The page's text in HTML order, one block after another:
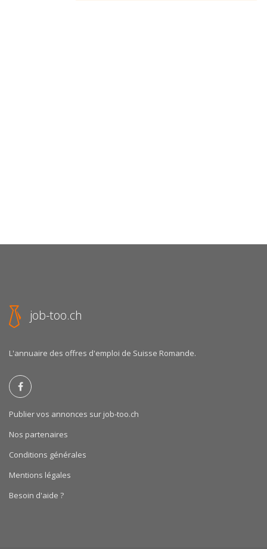
job-too.ch
L'annuaire des offres d'emploi de Suisse Romande.
Publier vos annonces sur job-too.ch
Nos partenaires
Conditions générales
Mentions légales
Besoin d'aide ?